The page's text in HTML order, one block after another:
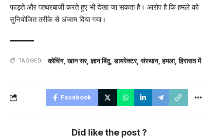
फाड़ते और पत्थरबाजी करते हुए भी देखा जा सकता है। आरोप है कि हमले को
सुनियोजित तरीके से अंजाम दिया गया।
TAGGED: कोचिंग,खान सर,ज्ञान बिंदु,डायरेक्टर,संस्थान,हमला,हिरासत में
Facebook
Did like the post ?